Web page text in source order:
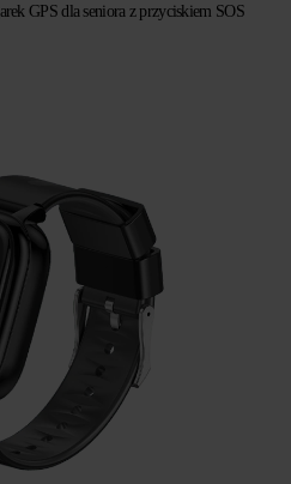
GPS dla seniora z przyciskiem SOS